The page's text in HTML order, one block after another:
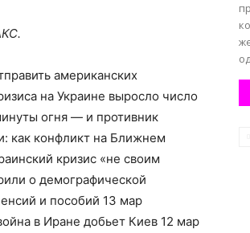
американских
на Украине выросло число
огня — и противник
как конфликт на Ближнем
кризис «не своим
о демографической
и пособий 13 мар
в Иране добьет Киев 12 мар